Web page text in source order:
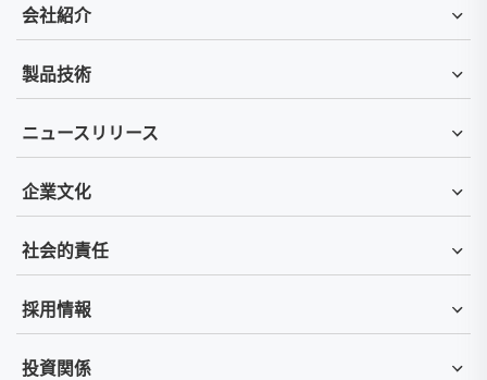
会社紹介
製品技術
ニュースリリース
企業文化
社会的責任
採用情報
投資関係